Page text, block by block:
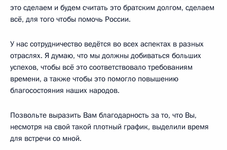
это сделаем и будем считать это братским долгом, сделаем
всё, для того чтобы помочь России.
У нас сотрудничество ведётся во всех аспектах в разных
отраслях. Я думаю, что мы должны добиваться больших
успехов, чтобы всё это соответствовало требованиям
времени, а также чтобы это помогло повышению
благосостояния наших народов.
Позвольте выразить Вам благодарность за то, что Вы,
несмотря на свой такой плотный график, выделили время
для встречи со мной.